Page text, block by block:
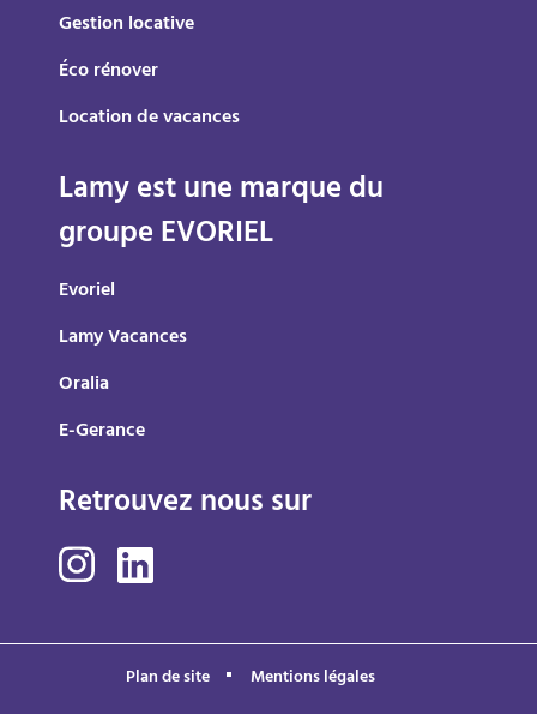
Gestion locative
Éco rénover
Location de vacances
Lamy est une marque du
groupe EVORIEL
Evoriel
Lamy Vacances
Oralia
E-Gerance
Retrouvez nous sur
Plan de site Mentions légales